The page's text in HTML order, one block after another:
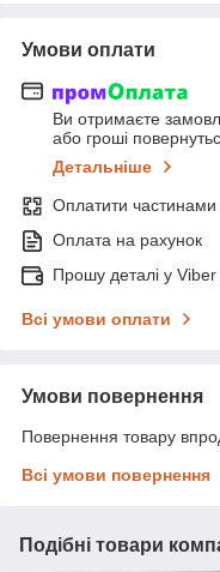
Умови оплати
Ви отримаєте
або гроші
Детальніше
Оплатити частинами
Оплата на рахунок
Прошу деталі у Viber
Всі умови оплати
Умови повернення
Повернення товару
Всі умови повернення
Подібні товари